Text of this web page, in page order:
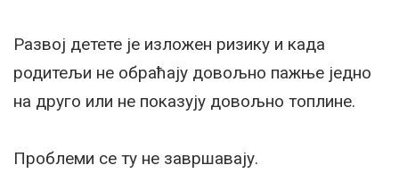
Развој детете је изложен ризику и када
родитељи не обраћају довољно пажње једно
на друго или не показују довољно топлине.
Проблеми се ту не завршавају.